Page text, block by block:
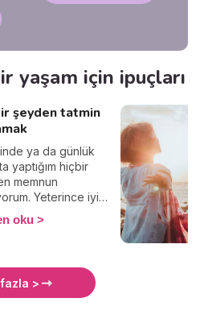
yaşam için ipuçları
şeyden tatmin
ya da günlük
yaptığım hiçbir
memnun
Yeterince iyi
güzel değil,
başarılı değil,
Belki de en büyük
bu aşırı
oku
>